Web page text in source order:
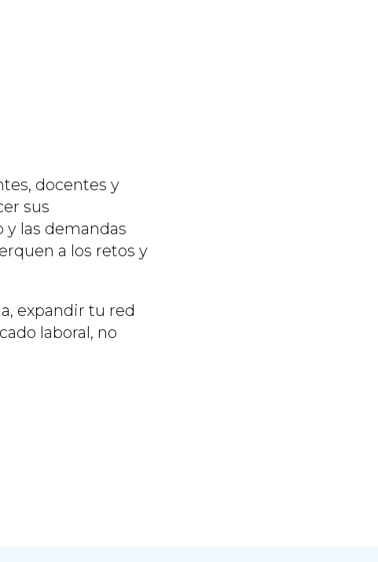
docentes y
sus
las demandas
a los retos y
expandir tu red
laboral, no